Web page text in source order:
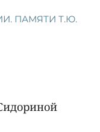
ПАМЯТИ Т.Ю.